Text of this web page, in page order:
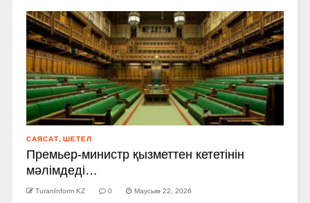
САЯСАТ ШЕТЕЛ
Премьер-министр қызметтен кететінін
мәлімдеді…
TuranInform KZ 0 Маусым 22, 2026